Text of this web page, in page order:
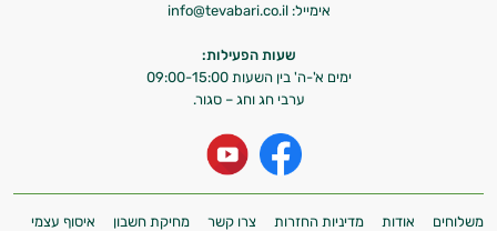
אימייל: info@tevabari.co.il
שעות הפעילות:
ימים א'-ה' בין השעות 09:00-15:00
ערבי חג וחג – סגור.
משלוחים אודות מדיניות החזרות צרו קשר מחיקת חשבון איסוף עצמי